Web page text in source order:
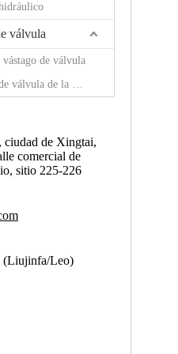
válvula
de válvula
Sello del vástago de válvula de la motocicleta
ciudad de Xingtai,
comercial de
sitio 225-226
(Liujinfa/Leo)